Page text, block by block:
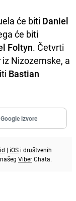
će biti Daniel
će biti
Foltyn. Četvrti
iz Nizozemske, a
Bastian
izvore
| iOS i društvenih
ViberChata.